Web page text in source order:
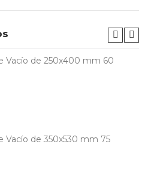
Vacío de 250x400 mm 60
Vacío de 350x530 mm 75